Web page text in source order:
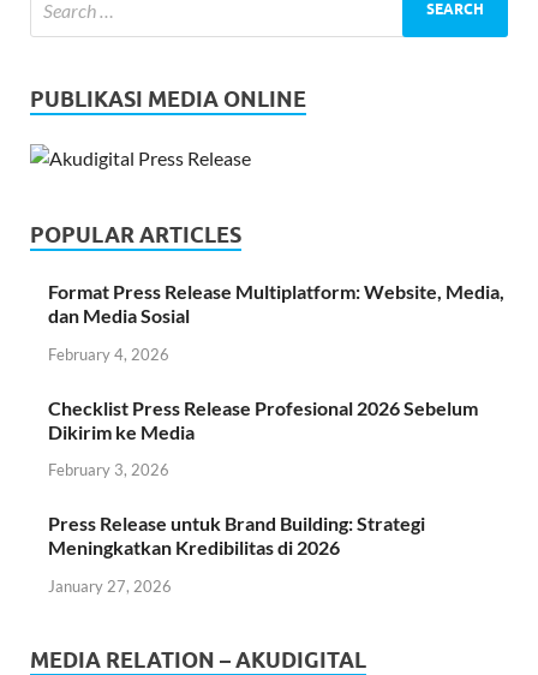
PUBLIKASI MEDIA ONLINE
POPULAR ARTICLES
Format Press Release Multiplatform: Website, Media,
dan Media Sosial
February 4, 2026
Checklist Press Release Profesional 2026 Sebelum
Dikirim ke Media
February 3, 2026
Press Release untuk Brand Building: Strategi
Meningkatkan Kredibilitas di 2026
January 27, 2026
MEDIA RELATION – AKUDIGITAL